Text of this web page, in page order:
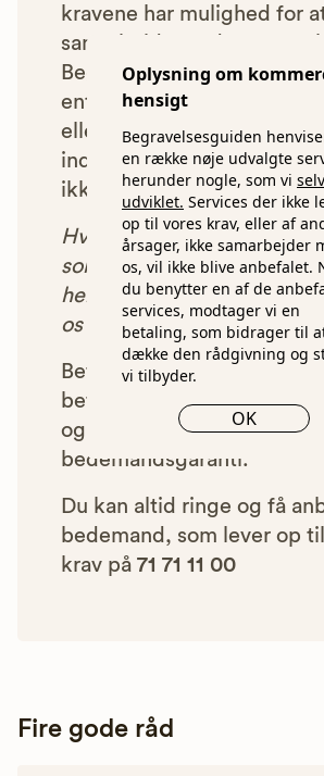
Oplysning om
hensigt
Begravelsesguiden
en række nøje udvalgte
herunder nogle, som vi
udviklet. Services der ikke
op til vores krav, eller af
årsager, ikke samarbejder
os, vil ikke blive anbefalet.
du benytter en af de
services, modtager vi en
betaling, som bidrager til
dække den rådgivning og
vi tilbyder.
OK
kravene har mulighed for
samarbejde med os om at
Begravelsesguiden.
enten ikke lever op til vores
eller som af andre årsager
indgået et samarbejde med
ikke blive vist i vores
Hver gang du benytter en
som vi har godkendt,
henvist dig til, betaler
os et beløb for denne
Betalingen for vores
betyder, at vores
og at vi samtidig kan
bedemandsgaranti.
Du kan altid ringe og få
bedemand, som lever op
krav på 71 71 11 00
Fire gode råd